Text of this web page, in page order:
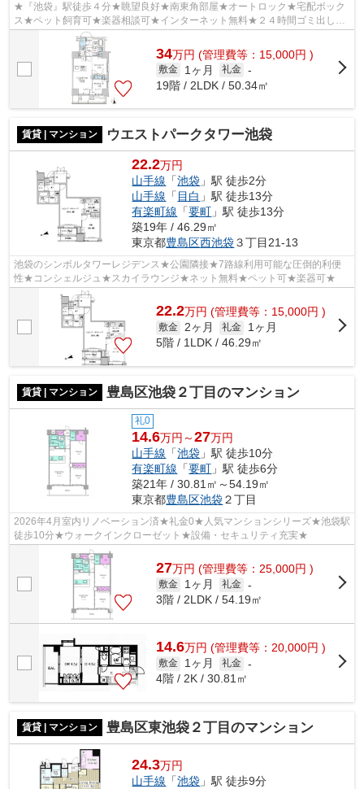
★『池袋』駅徒歩４分★眺望良好★南東角部屋★オートロック★宅配ボック
ス★ペット飼育可★楽器相談可★インターネット無料★２４時間ゴミ出し可
34万円 (管理費等：15,000円 )
敷金 1ヶ月 礼金 -
19階 / 2LDK / 50.34㎡
賃貸 | マンション ウエストパークタワー池袋
22.2万円
山手線 「池袋 」駅 徒歩2分
山手線 「 目白 」駅 徒歩13分
有楽町線 「要町 」駅 徒歩13分
築19年 / 46.29㎡
東京都豊島区西池袋３丁目21-13
池袋のシンボルタワーレジデンス★公園隣接★7路線利用可能な圧倒的利便
性★コンシェルジュ★スカイラウンジ★ネット無料★ペット可★楽器可★
22.2万円 (管理費等：15,000円 )
敷金 2ヶ月 礼金
1ヶ月
5階 / 1LDK / 46.29㎡
賃貸 | マンション 豊島区池袋２丁目のマンション
礼0
14.6万円～27万円
山手線 「池袋 」駅 徒歩10分
有楽町線 「要町 」駅 徒歩6分
築21年 / 30.81㎡～54.19㎡
東京都豊島区池袋２丁目
2026年4月室内リノベーション済★礼金0★人気マンションシリーズ★池袋駅
徒歩10分★ウォークインクローゼット★設備・セキュリティ充実★
27万円 (管理費等：25,000円 )
敷金 1ヶ月 礼金 -
3階 / 2LDK / 54.19㎡
14.6万円 (管理費等：20,000円 )
敷金 1ヶ月 礼金 -
4階 / 2K / 30.81㎡
賃貸 | マンション 豊島区東池袋２丁目のマンション
24.3万円
山手線 「池袋 」駅 徒歩9分